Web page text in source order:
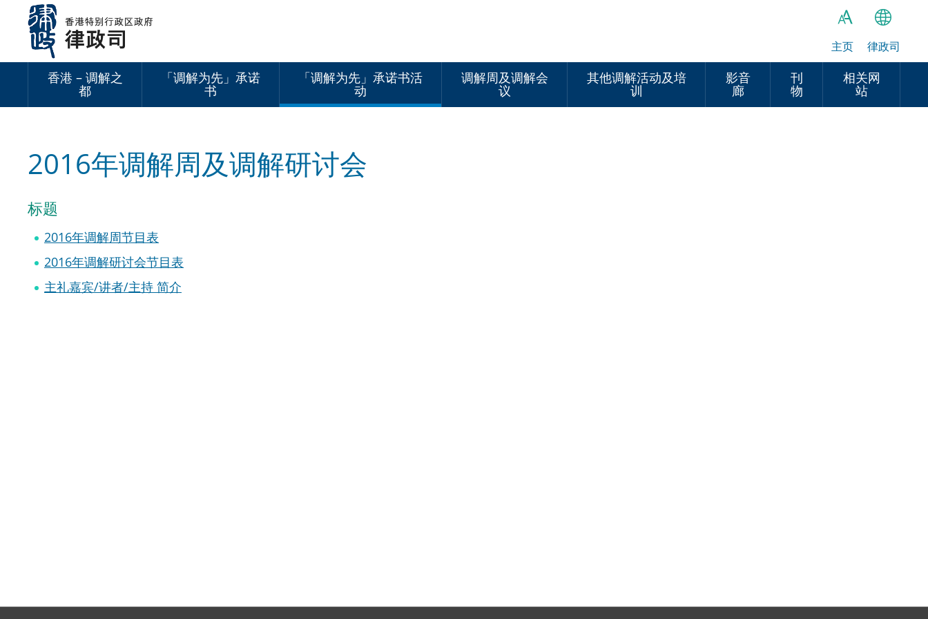
容
A
A
A
繁
简
主页 律政司
香港 – 调解之
都
「调解为先」承诺
书
「调解为先」承诺书活
动
调解周及调解会
议
其他调解活动及培
训
影音
廊
刊
物
相关网
站
2016年调解周及调解研讨会
标题
2016年调解周节目表
2016年调解研讨会节目表
主礼嘉宾/讲者/主持 简介